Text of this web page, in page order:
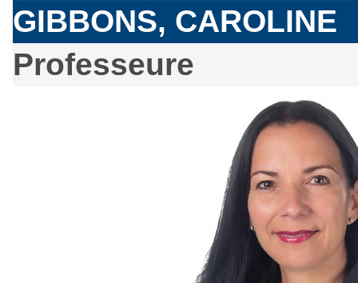
GIBBONS, CAROLINE
Professeure